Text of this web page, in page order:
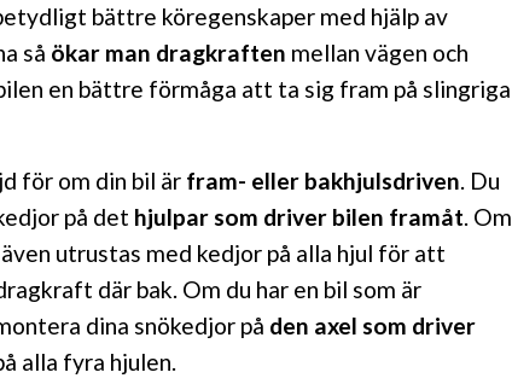
bättre köregenskaper med hjälp av
så ökar man dragkraften mellan vägen och
en bättre förmåga att ta sig fram på slingriga
för om din bil är fram- eller bakhjulsdriven. Du
på det hjulpar som driver bilen framåt. Om
utrustas med kedjor på alla hjul för att
där bak. Om du har en bil som är
dina snökedjor på den axel som driver
alla fyra hjulen.